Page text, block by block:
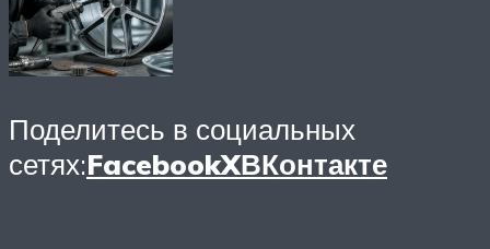
Поделитесь в социальных
сетях:FacebookXВКонтакте